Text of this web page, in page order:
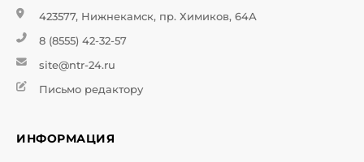
423577, Нижнекамск, пр. Химиков, 64А
8 (8555) 42-32-57
site@ntr-24.ru
Письмо редактору
ИНФОРМАЦИЯ